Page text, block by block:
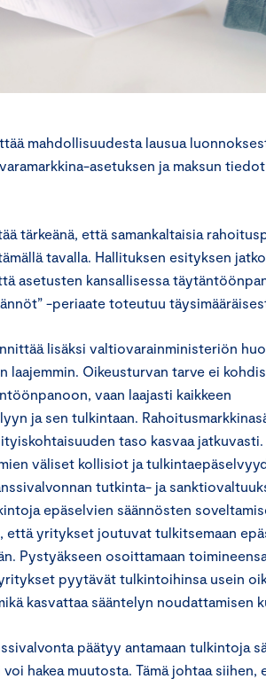
mahdollisuudesta lausua
asetuksen ja maksun
tärkeänä, että samankaltaisia
tavalla. Hallituksen esityksen
asetusten kansallisessa
-periaate toteutuu
lisäksi valtiovarainministeriön
laajemmin. Oikeusturvan tarve ei
vaan laajasti kaikkeen
ja sen tulkintaan.
taso kasvaa jatkuvasti.
väliset kollisiot ja
tutkinta- ja
epäselvien säännösten
että yritykset joutuvat tulkitsemaan
Pystyäkseen osoittamaan
pyytävät tulkintoihinsa usein
kasvattaa sääntelyn noudattamisen
päätyy antamaan tulkintoja
hakea muutosta. Tämä johtaa siihen,